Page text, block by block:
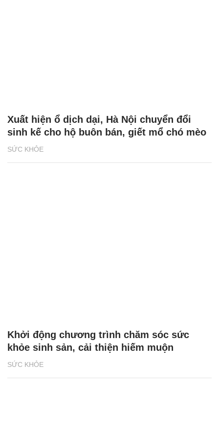
SỨC KHỎE
Xuất hiện ổ dịch dại, Hà Nội chuyển đổi
sinh kế cho hộ buôn bán, giết mổ chó mèo
SỨC KHỎE
Khởi động chương trình chăm sóc sức
khỏe sinh sản, cải thiện hiếm muộn